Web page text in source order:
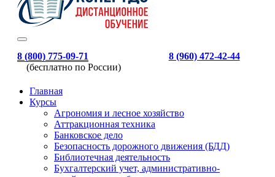
8 (800) 775-09-71
(бесплатно по России)
8 (960) 472-42-44
Главная
Курсы
Агрономия и лесное хозяйство
Аттракционная техника
Банковское дело
Безопасность дорожного движения (БДД)
Библиотечная деятельность
Бухгалтерский учет, административно-